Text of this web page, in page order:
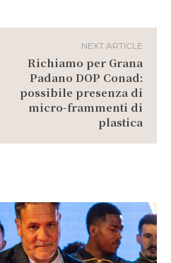
NEXT ARTICLE
Richiamo per Grana
Padano DOP Conad:
possibile presenza di
micro-frammenti di
plastica